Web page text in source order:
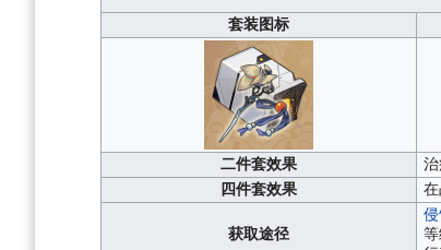
套装图标
二件套效果
四件套效果
获取途径
侵